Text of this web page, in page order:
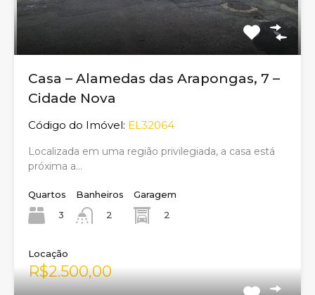
Casa – Alamedas das Arapongas, 7 –
Cidade Nova
Código do Imóvel: EL32064
Localizada em uma região privilegiada, a casa está
próxima a…
Quartos
3
Banheiros
2
Garagem
2
Locação
R$2.500,00